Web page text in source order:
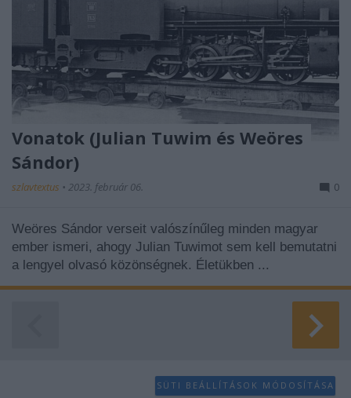
Vonatok (Julian Tuwim és Weöres
Sándor)
szlavtextus • 2023. február 06. 0
Weöres Sándor verseit valószínűleg minden magyar
ember ismeri, ahogy Julian Tuwimot sem kell bemutatni
a lengyel olvasó közönségnek. Életükben ...
SÜTI BEÁLLÍTÁSOK MÓDOSÍTÁSA